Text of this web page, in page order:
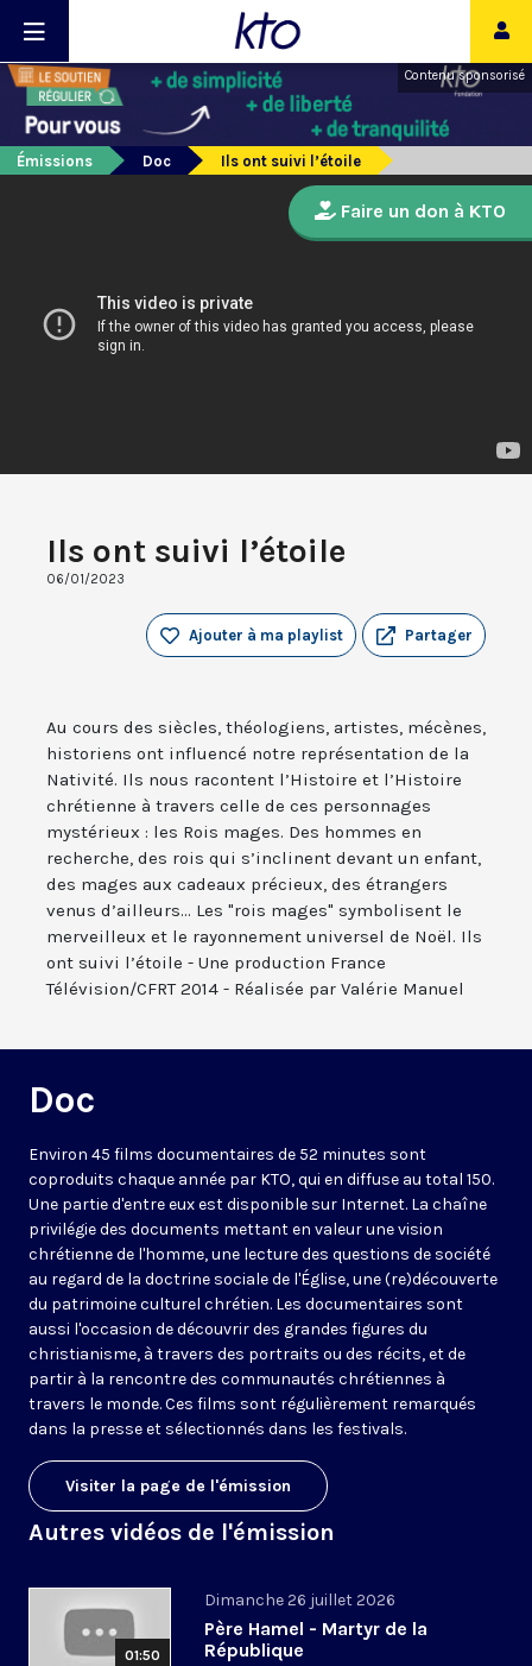
Contenu sponsorisé
Émissions Doc Ils ont suivi l’étoile
Ils ont suivi l’étoile
06/01/2023
Partager
Ajouter à ma playlist
Au cours des siècles, théologiens, artistes, mécènes,
historiens ont influencé notre représentation de la
Nativité. Ils nous racontent l’Histoire et l’Histoire
chrétienne à travers celle de ces personnages
mystérieux : les Rois mages. Des hommes en
recherche, des rois qui s’inclinent devant un enfant,
des mages aux cadeaux précieux, des étrangers
venus d’ailleurs... Les "rois mages" symbolisent le
merveilleux et le rayonnement universel de Noël. Ils
ont suivi l’étoile - Une production France
Télévision/CFRT 2014 - Réalisée par Valérie Manuel
Doc
Environ 45 films documentaires de 52 minutes sont
coproduits chaque année par KTO, qui en diffuse au total 150.
Une partie d'entre eux est disponible sur Internet. La chaîne
privilégie des documents mettant en valeur une vision
chrétienne de l'homme, une lecture des questions de société
au regard de la doctrine sociale de l'Église, une (re)découverte
du patrimoine culturel chrétien. Les documentaires sont
aussi l'occasion de découvrir des grandes figures du
christianisme, à travers des portraits ou des récits, et de
partir à la rencontre des communautés chrétiennes à
travers le monde. Ces films sont régulièrement remarqués
dans la presse et sélectionnés dans les festivals.
Visiter la page de l'émission
Autres vidéos de l'émission
01:50
Dimanche 26 juillet 2026
Père Hamel - Martyr de la
République
Faire un don à KTO